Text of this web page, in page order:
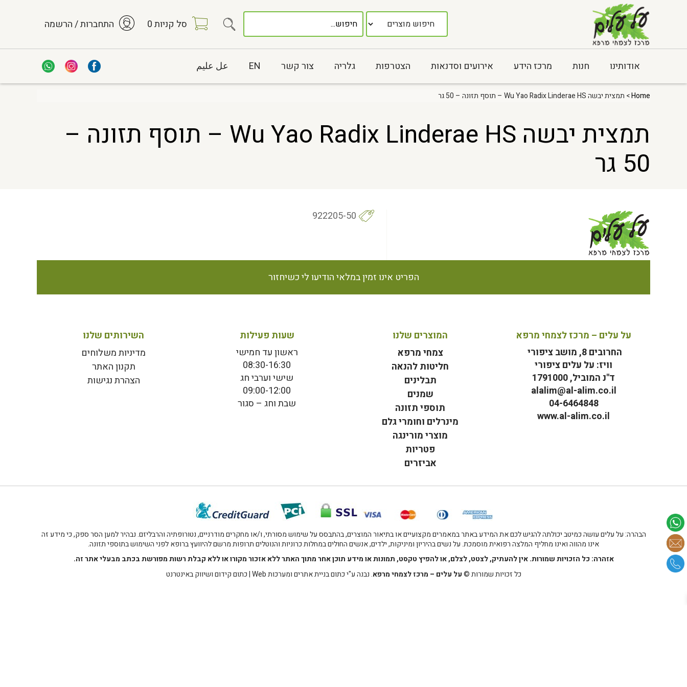
סל קניות0 התחברות / הרשמה
אודותינו חנות מרכז הידע אירועים וסדנאות הצטרפות גלריה צור קשר EN عل عليم
Home> תמצית יבשה Wu Yao Radix Linderae HS – תוסף תזונה – 50 גר
תמצית יבשה Wu Yao Radix Linderae HS – תוסף תזונה –
50 גר
922205-50
הפריט אינו זמין במלאי הודיעו לי כשיחזור
על עלים – מרכז לצמחי מרפא
החרובים 8, מושב ציפורי
וויז: על עלים ציפורי
ד"נ המוביל, 1791000
alalim@al-alim.co.il
04-6464848
www.al-alim.co.il
המוצרים שלנו
צמחי מרפא
חליטות להנאה
תבלינים
שמנים
תוספי תזונה
מינרלים וחומרי גלם
מוצרי מורינגה
פטריות
אביזרים
שעות פעילות
ראשון עד חמישי
08:30-16:30
שישי וערבי חג
09:00-12:00
שבת וחג – סגור
השירותים שלנו
מדיניות משלוחים
תקנון האתר
הצהרת נגישות
הבהרה: על עלים עושה כמיטב יכולתה להגיש לכם את המידע באתר במאמרים מקצועיים או בתיאור המוצרים, בהתבסס על שימוש מסורתי, ו/או מחקרים מודרניים, נטורופתיה והרבליזם. נבהיר למען הסר ספק, כי מידע זה
אינו מהווה ואינו מחליף המלצה רפואית מוסמכת. על נשים בהיריון ומיניקות, ילדים, אנשים החולים במחלות כרוניות והנוטלים תרופות מרשם להיוועץ ברופא לפני השימוש בתוספי תזונה.
אזהרה: כל הזכויות שמורות. אין להעתיק, לצטט, לצלם, או להפיץ טקסט, תמונות או מידע תוכן אחר מתוך האתר ללא אזכור מקורו או ללא קבלת רשות מפורשת בכתב מבעלי אתר זה.
כל זכויות שמורות ©על עלים – מרכז לצמחי מרפא. נבנה ע"יכתום בניית אתרים ומערכות Web |כתום קידום ושיווק באינטרנט